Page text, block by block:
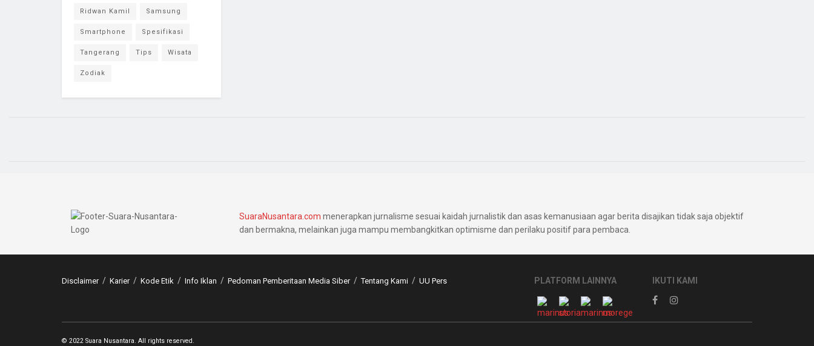
Ridwan Kamil Samsung
Smartphone Spesifikasi
Tangerang Tips Wisata
Zodiak
SuaraNusantara.com menerapkan jurnalisme sesuai kaidah jurnalistik dan asas kemanusiaan agar berita disajikan tidak saja objektif
dan bermakna, melainkan juga mampu membangkitkan optimisme dan perilaku positif para pembaca.
Disclaimer Karier Kode Etik Info Iklan Pedoman Pemberitaan Media Siber Tentang Kami UU Pers PLATFORM LAINNYA IKUTI KAMI
© 2022 Suara Nusantara. All rights reserved.